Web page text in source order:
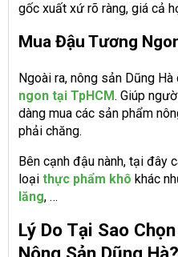
gốc xuất xứ rõ ràng, giá cả
Mua Đậu Tương
Ngoài ra, nông sản Dũng
ngon tại TpHCM. Giúp
dàng mua các sản phẩm
phải chăng.
Bên cạnh đậu nành, tại đây
loại thực phẩm khô khác
lăng, …
Lý Do Tại Sao